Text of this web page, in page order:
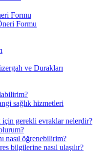
Formu
Formu
ve Durakları
sağlık hizmetleri
gerekli evraklar nelerdir?
nasıl öğrenebilirim?
bilgilerine nasıl ulaşılır?